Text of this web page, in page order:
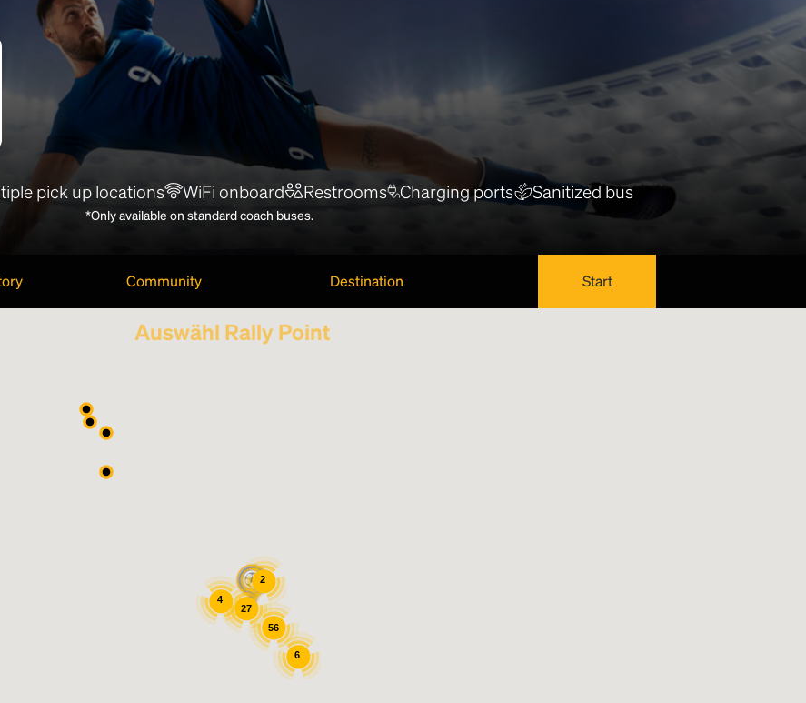
pick up locations WiFi onboard Restrooms Charging ports Sanitized bus
*Only available on standard coach buses.
Community Destination Start
6
56
27
4
2
Auswähl Rally Point